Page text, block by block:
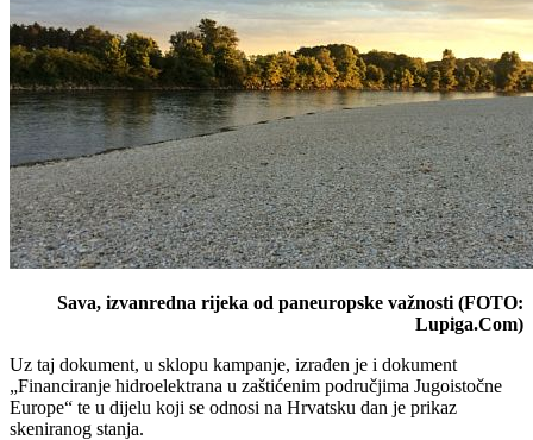
Sava, izvanredna rijeka od paneuropske važnosti (FOTO:
Lupiga.Com)
Uz taj dokument, u sklopu kampanje, izrađen je i dokument
„Financiranje hidroelektrana u zaštićenim područjima Jugoistočne
Europe“ te u dijelu koji se odnosi na Hrvatsku dan je prikaz
skeniranog stanja.